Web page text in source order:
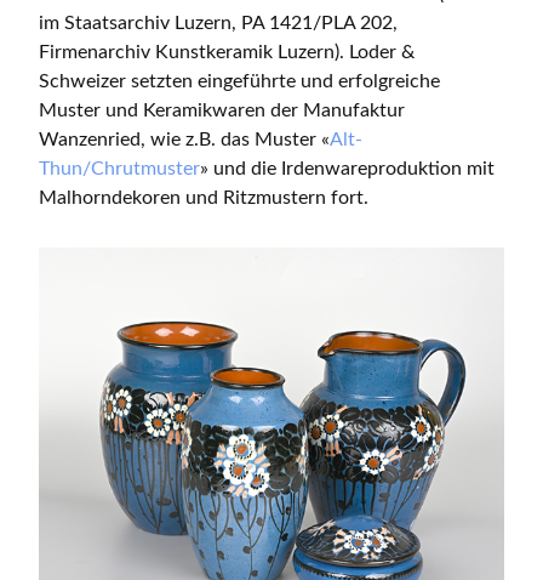
im Staatsarchiv Luzern, PA 1421/PLA 202,
Firmenarchiv Kunstkeramik Luzern). Loder &
Schweizer setzten eingeführte und erfolgreiche
Muster und Keramikwaren der Manufaktur
Wanzenried, wie z.B. das Muster «Alt-
Thun/Chrutmuster» und die Irdenwareproduktion mit
Malhorndekoren und Ritzmustern fort.